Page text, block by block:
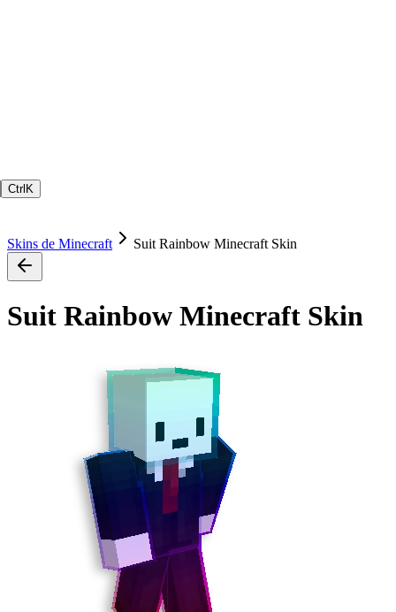
Ctrl K
Skins de Minecraft Suit Rainbow Minecraft Skin
Suit Rainbow Minecraft Skin